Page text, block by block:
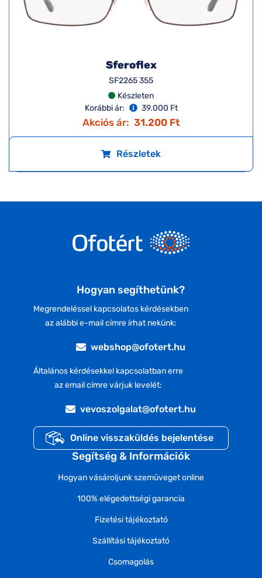
Sferoflex
SF2265 355
Készleten
Korábbi ár:
39.000 Ft
Akciós ár: 31.200 Ft
Részletek
Hogyan segíthetünk?
Megrendeléssel kapcsolatos kérdésekben
az alábbi e-mail címre írhat nekünk:
webshop@ofotert.hu
Általános kérdésekkel kapcsolatban erre
az email címre várjuk levelét:
vevoszolgalat@ofotert.hu
Online visszaküldés bejelentése
Segítség & Információk
Hogyan vásároljunk szemüveget online
100% elégedettségi garancia
Fizetési tájékoztató
Szállítási tájékoztató
Csomagolás